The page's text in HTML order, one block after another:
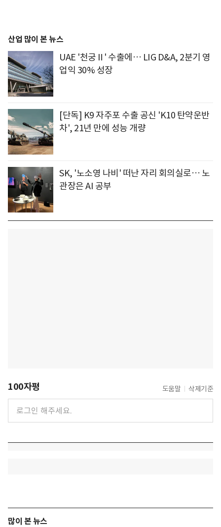
산업 많이 본 뉴스
UAE '천궁Ⅱ' 수출에… LIG D&A, 2분기 영
업익 30% 성장
[단독] K9 자주포 수출 공신 'K10 탄약운반
차', 21년 만에 성능 개량
SK, '노소영 나비' 떠난 자리 회의실로… 노
관장은 AI 공부
100자평 도움말 삭제기준
많이 본 뉴스